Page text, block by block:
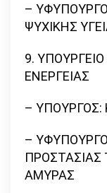
–
ΨΥΧΙΚΗΣ
9.
ΕΝΕΡΓΕΙΑΣ
– ΥΠΟΥΡΓΟΣ:
–
ΠΡΟΣΤΑΣΙΑΣ
ΑΜΥΡΑΣ